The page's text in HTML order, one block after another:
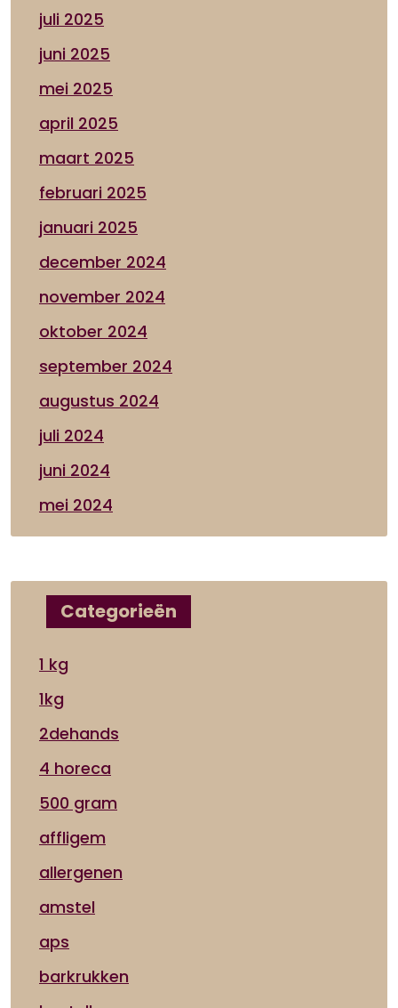
juli 2025
juni 2025
mei 2025
april 2025
maart 2025
februari 2025
januari 2025
december 2024
november 2024
oktober 2024
september 2024
augustus 2024
juli 2024
juni 2024
mei 2024
Categorieën
1 kg
1kg
2dehands
4 horeca
500 gram
affligem
allergenen
amstel
aps
barkrukken